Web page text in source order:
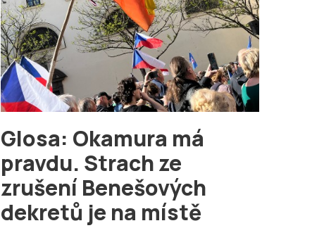
Glosa: Okamura má
pravdu. Strach ze
zrušení Benešových
dekretů je na místě